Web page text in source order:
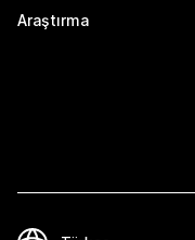
Araştırma